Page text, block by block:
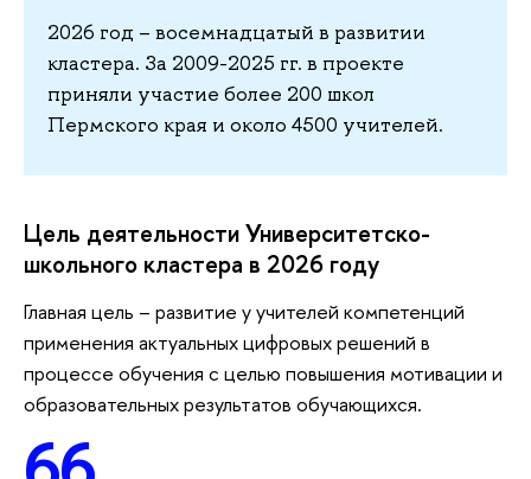
2026 год – восемнадцатый в развитии
кластера. За 2009-2025 гг. в проекте
приняли участие более 200 школ
Пермского края и около 4500 учителей.
Цель деятельности Университетско-
школьного кластера в 2026 году
Главная цель – развитие у учителей компетенций
применения актуальных цифровых решений в
процессе обучения с целью повышения мотивации и
образовательных результатов обучающихся.